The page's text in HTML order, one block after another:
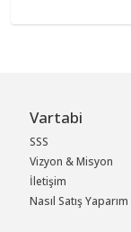
Vartabi
SSS
Vizyon & Misyon
İletişim
Nasıl Satış Yaparım